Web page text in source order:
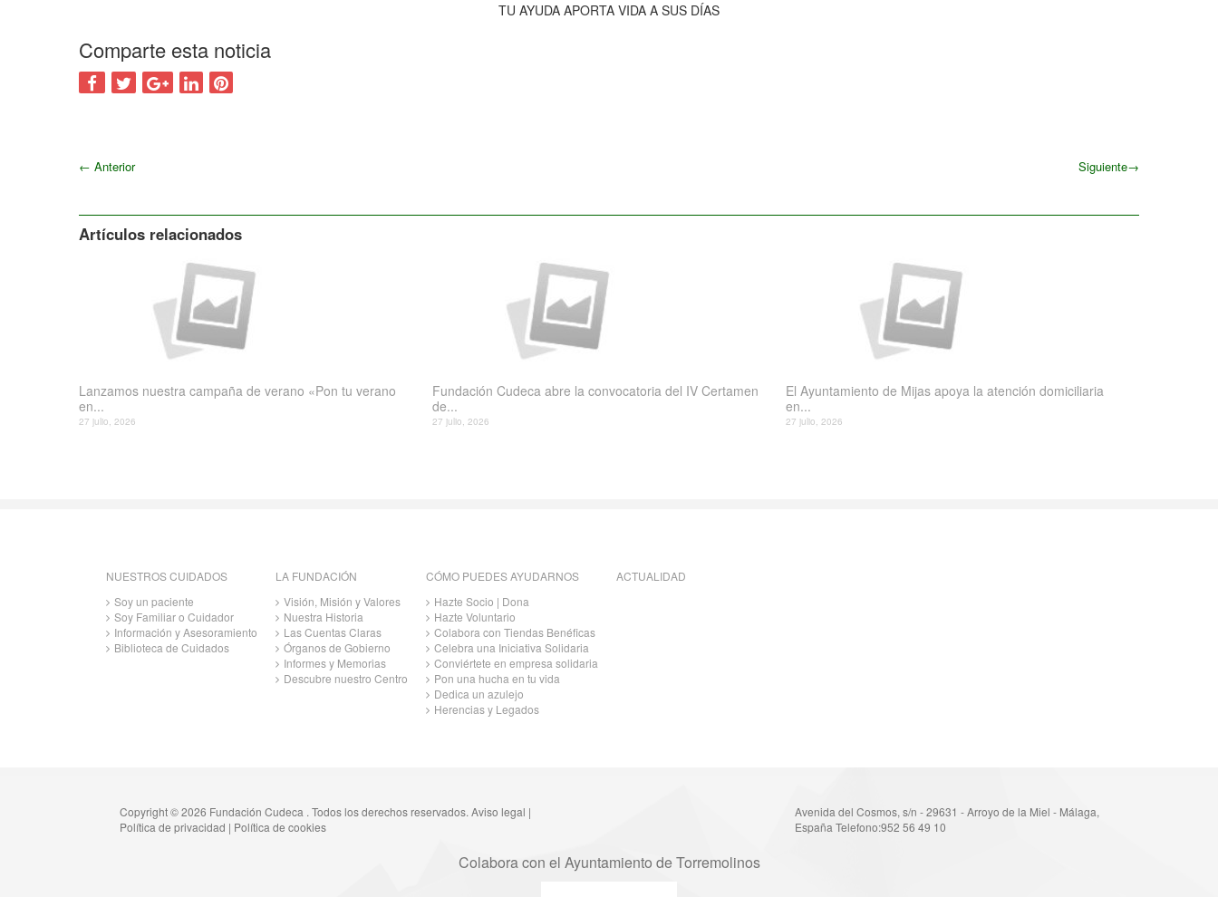
TU AYUDA APORTA VIDA A SUS DÍAS
Comparte esta noticia
← Anterior Siguiente→
Artículos relacionados
Lanzamos nuestra campaña de verano «Pon tu verano
en...
27 julio, 2026
Fundación Cudeca abre la convocatoria del IV Certamen
de...
27 julio, 2026
El Ayuntamiento de Mijas apoya la atención domiciliaria
en...
27 julio, 2026
NUESTROS CUIDADOS
Soy un paciente
Soy Familiar o Cuidador
Información y Asesoramiento
Biblioteca de Cuidados
LA FUNDACIÓN
Visión, Misión y Valores
Nuestra Historia
Las Cuentas Claras
Órganos de Gobierno
Informes y Memorias
Descubre nuestro Centro
CÓMO PUEDES AYUDARNOS
Hazte Socio | Dona
Hazte Voluntario
Colabora con Tiendas Benéficas
Celebra una Iniciativa Solidaria
Conviértete en empresa solidaria
Pon una hucha en tu vida
Dedica un azulejo
Herencias y Legados
ACTUALIDAD
Copyright © 2026 Fundación Cudeca . Todos los derechos reservados. Aviso legal |
Política de privacidad | Política de cookies
Avenida del Cosmos, s/n - 29631 - Arroyo de la Miel - Málaga,
España Telefono:952 56 49 10
Colabora con el Ayuntamiento de Torremolinos